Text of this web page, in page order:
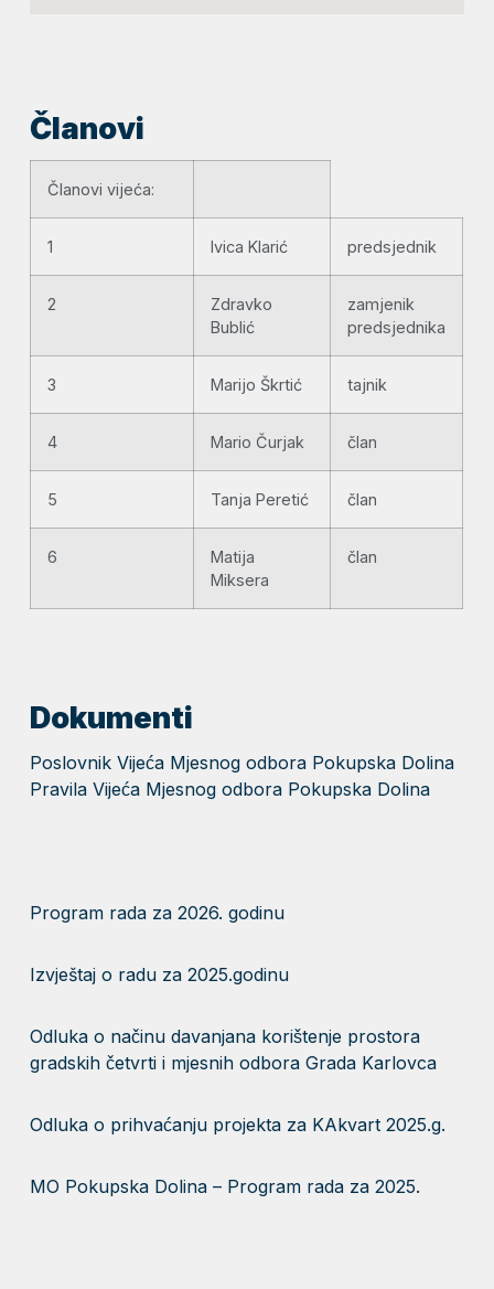
Članovi
Članovi vijeća:
1 Ivica Klarić predsjednik
2
Zdravko
Bublić
zamjenik
predsjednika
3 Marijo Škrtić tajnik
4 Mario Čurjak član
5 Tanja Peretić član
6
Matija
Miksera
član
Dokumenti
Poslovnik Vijeća Mjesnog odbora Pokupska Dolina
Pravila Vijeća Mjesnog odbora Pokupska Dolina
Program rada za 2026. godinu
Izvještaj o radu za 2025.godinu
Odluka o načinu davanjana korištenje prostora
gradskih četvrti i mjesnih odbora Grada Karlovca
Odluka o prihvaćanju projekta za KAkvart 2025.g.
MO Pokupska Dolina – Program rada za 2025.